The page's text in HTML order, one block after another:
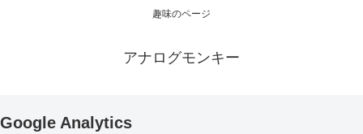
趣味のページ
アナログモンキー
Google Analytics